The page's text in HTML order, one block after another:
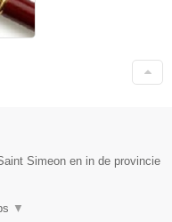
Simeon en in de provincie
▼